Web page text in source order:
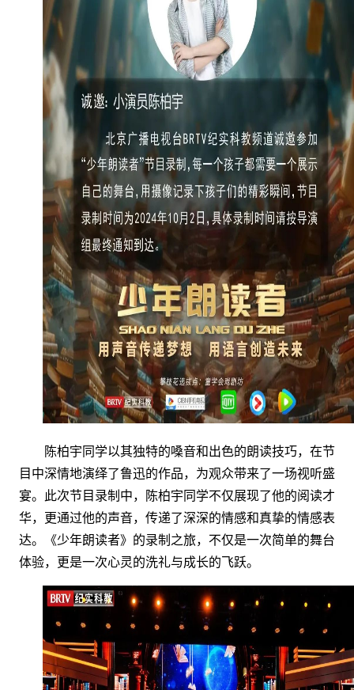
陈柏宇同学以其独特的嗓音和出色的朗读技巧，在节
目中深情地演绎了鲁迅的作品，为观众带来了一场视听盛
宴。此次节目录制中，陈柏宇同学不仅展现了他的阅读才
华，更通过他的声音，传递了深深的情感和真挚的情感表
达。《少年朗读者》的录制之旅，不仅是一次简单的舞台
体验，更是一次心灵的洗礼与成长的飞跃。